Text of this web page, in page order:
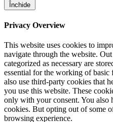
Închide
Privacy Overview
This website uses cookies to
navigate through the website.
categorized as necessary are
essential for the working of
also use third-party cookies that
you use this website. These
only with your consent. You also
cookies. But opting out of some
browsing experience.